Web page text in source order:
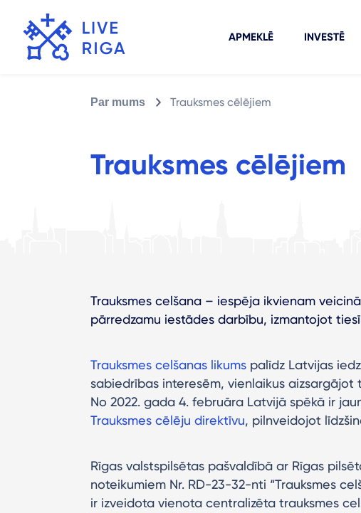
APMEKLĒ INVESTĒ
Par mums Trauksmes cēlējiem
Trauksmes cēlējiem
Trauksmes celšana – iespēja ikvienam
pārredzamu iestādes darbību, izmantojot
Trauksmes celšanas likums palīdz Latvijas
sabiedrības interesēm, vienlaikus
No 2022. gada 4. februāra Latvijā spēkā ir
Trauksmes cēlēju direktīvu, pilnveidojot
Rīgas valstspilsētas pašvaldībā ar Rīgas
noteikumiem Nr. RD-23-32-nti “Trauksmes
ir izveidota vienota centralizēta trauksmes